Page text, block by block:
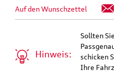
Auf den Wunschzettel
Hinweis:
Sollten
schicken
Ihre